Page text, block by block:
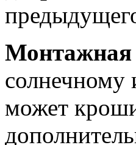
Монтажная
солнечному
может